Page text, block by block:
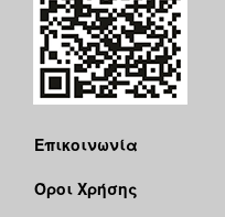
Επικοινωνία
Όροι Χρήσης